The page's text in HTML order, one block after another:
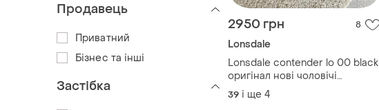
2950 грн 8
Lonsdale
Lonsdale contender lo 00 black
оригінал нові чоловічі
боксерки борцовки взуття
черевики для боксу лонсдейл
39 і ще 4
Продавець
Приватний
Бізнес та інші
Застібка